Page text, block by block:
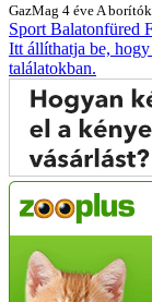
GazMag 4 éve A
Sport Balatonfüred
Itt állíthatja be,
találatokban.